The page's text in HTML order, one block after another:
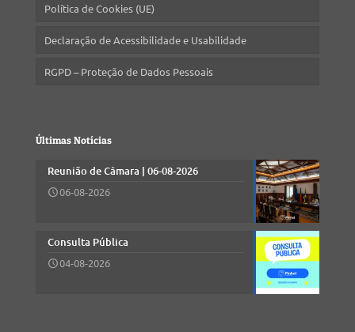
Política de Cookies (UE)
Declaração de Acessibilidade e Usabilidade
RGPD – Proteção de Dados Pessoais
Últimas Notícias
Reunião de Câmara | 06-08-2026
06-08-2026
Consulta Pública
04-08-2026